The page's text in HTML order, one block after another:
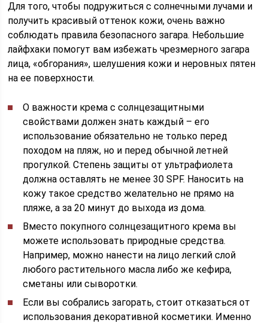
Для того, чтобы подружиться с солнечными лучами и
получить красивый оттенок кожи, очень важно
соблюдать правила безопасного загара. Небольшие
лайфхаки помогут вам избежать чрезмерного загара
лица, «обгорания», шелушения кожи и неровных пятен
на ее поверхности.
О важности крема с солнцезащитными
свойствами должен знать каждый – его
использование обязательно не только перед
походом на пляж, но и перед обычной летней
прогулкой. Степень защиты от ультрафиолета
должна оставлять не менее 30 SPF. Наносить на
кожу такое средство желательно не прямо на
пляже, а за 20 минут до выхода из дома.
Вместо покупного солнцезащитного крема вы
можете использовать природные средства.
Например, можно нанести на лицо легкий слой
любого растительного масла либо же кефира,
сметаны или сыворотки.
Если вы собрались загорать, стоит отказаться от
использования декоративной косметики. Именно